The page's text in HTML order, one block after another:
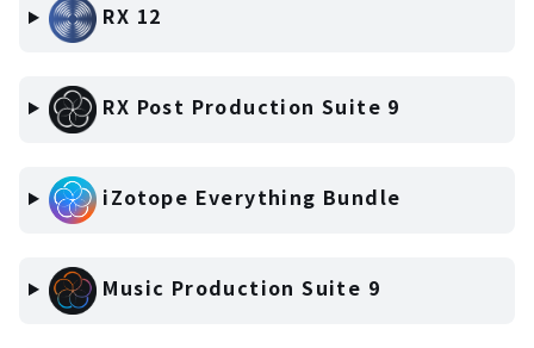
RX 12
RX Post Production Suite 9
iZotope Everything Bundle
Music Production Suite 9